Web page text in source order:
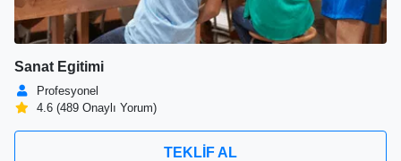
Sanat Egitimi
Profesyonel
4.6 (489 Onaylı Yorum)
TEKLİF AL